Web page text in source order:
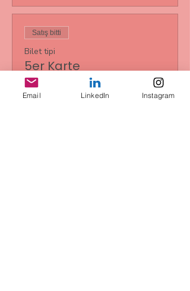
Satış bitti
Bilet tipi
5er Karte
Daha Fazla Bilgi
Email LinkedIn Instagram